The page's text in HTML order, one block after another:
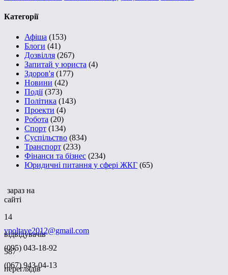
Категорії
Афіша (153)
Блоги (41)
Дозвілля (267)
Запитай у юриста (4)
Здоров'я (177)
Новини (42)
Події(373)
Політика (143)
Проекти (4)
Робота (20)
Спорт (134)
Суспільство (834)
Транспорт (233)
Фінанси та бізнес (234)
Юридичні питання у сфері ЖКГ (65)
зараз на
сайті
14
відвідувачів
587
переглядів
vpoltave2012@gmail.com
(095) 043-18-92
(067) 943-04-13